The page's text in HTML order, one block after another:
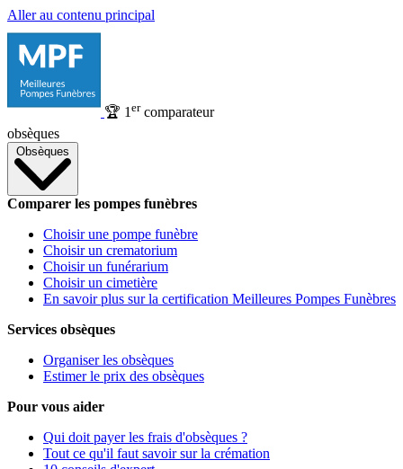
Aller au contenu principal
🏆 1 ercomparateur
obsèques
Obsèques
Comparer les pompes funèbres
Choisir une pompe funèbre
Choisir un crematorium
Choisir un funérarium
Choisir un cimetière
En savoir plus sur la certification Meilleures Pompes Funèbres
Services obsèques
Organiser les obsèques
Estimer le prix des obsèques
Pour vous aider
Qui doit payer les frais d'obsèques ?
Tout ce qu'il faut savoir sur la crémation